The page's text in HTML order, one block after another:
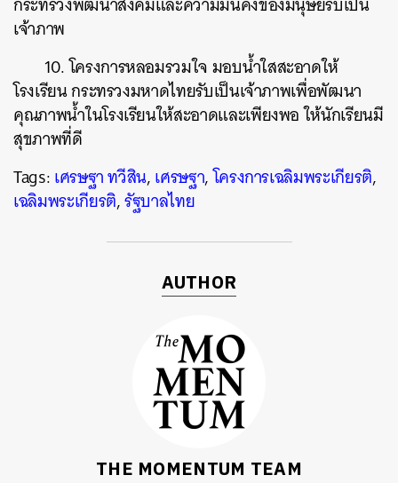
เจ้าภาพ
10. โครงการหลอมรวมใจ มอบน้ำใสสะอาดให้
โรงเรียน กระทรวงมหาดไทยรับเป็นเจ้าภาพเพื่อพัฒนา
คุณภาพน้ำในโรงเรียนให้สะอาดและเพียงพอ ให้นักเรียนมี
สุขภาพที่ดี
Tags:เศรษฐา ทวีสิน,เศรษฐา,โครงการเฉลิมพระเกียรติ,
เฉลิมพระเกียรติ,รัฐบาลไทย
AUTHOR
THE MOMENTUM TEAM